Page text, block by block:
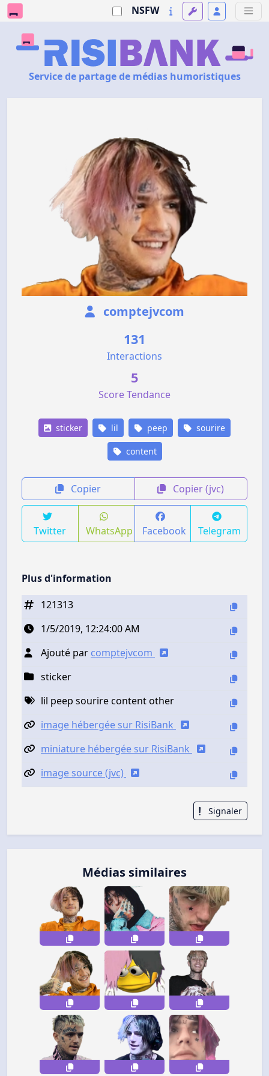
NSFW
Service de partage de médias humoristiques
comptejvcom
131
Interactions
5
Score Tendance
sticker lil peep sourire
content
Copier Copier (jvc)
Twitter WhatsApp Facebook Telegram
Plus d'information
121313
1/5/2019, 12:24:00 AM
Ajouté par comptejvcom
sticker
lil peep sourire content other
image hébergée sur RisiBank
miniature hébergée sur RisiBank
image source (jvc)
Signaler
Médias similaires